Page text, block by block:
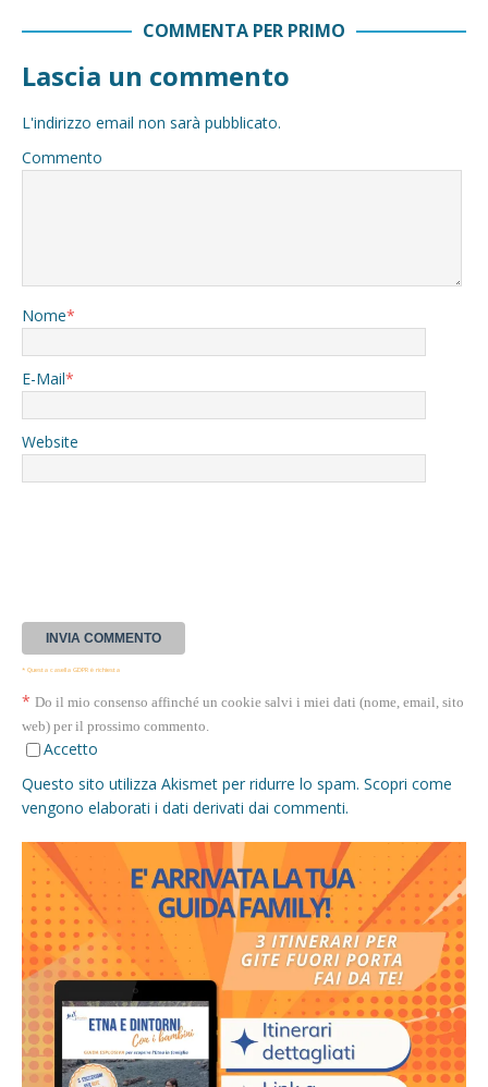
COMMENTA PER PRIMO
Lascia un commento
L'indirizzo email non sarà pubblicato.
Commento
Nome*
E-Mail*
Website
* Questa casella GDPR è richiesta
* Do il mio consenso affinché un cookie salvi i miei dati (nome, email, sito
web) per il prossimo commento.
Accetto
Questo sito utilizza Akismet per ridurre lo spam. Scopri come
vengono elaborati i dati derivati dai commenti.